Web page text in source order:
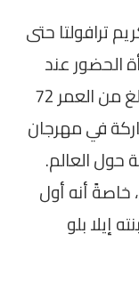
ترافولتا حتى
الحضور عند
إعلان الجائزة. كما أبدى ترافولتا، البالغ من العمر 72
في مهرجان
حول العالم.
خاصةً أنه أول
إيلا بلو